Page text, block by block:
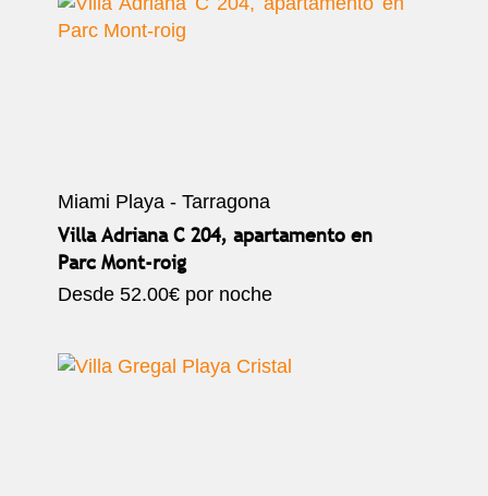
Miami Playa - Tarragona
Villa Adriana C 204, apartamento en
Parc Mont-roig
Desde 52.00€por noche